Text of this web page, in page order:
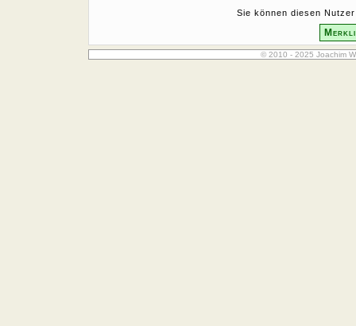
Sie können diesen
© 2010 - 2025 Joachim